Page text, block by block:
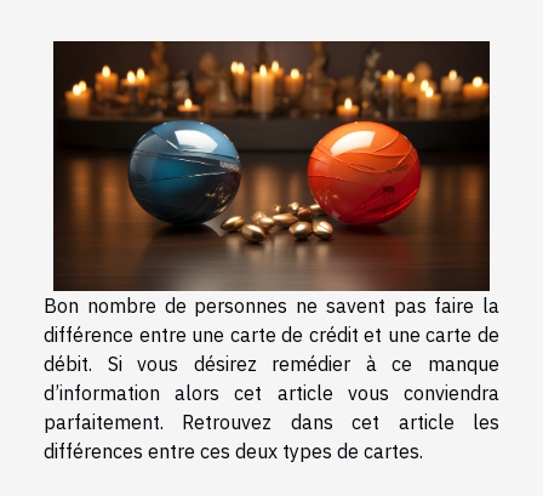
Bon nombre de personnes ne savent pas faire la
différence entre une carte de crédit et une carte de
débit. Si vous désirez remédier à ce manque
d’information alors cet article vous conviendra
parfaitement. Retrouvez dans cet article les
différences entre ces deux types de cartes.